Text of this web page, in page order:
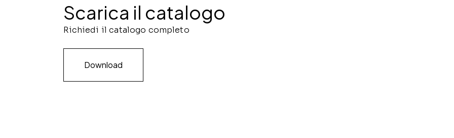
Scarica il catalogo
Richiedi il catalogo completo
Download